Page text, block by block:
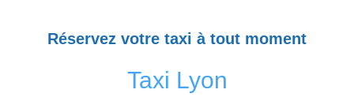
Réservez votre taxi à tout moment
Taxi Lyon